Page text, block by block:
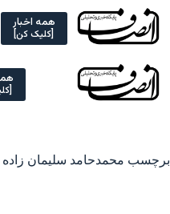
Skip
content
همه اخبار
[کلیک کن]
برچسب محمدحامد سلیمان زاده